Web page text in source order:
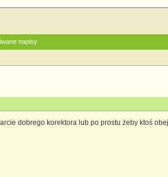
napisy
dobrego korektora lub po prostu żeby ktoś